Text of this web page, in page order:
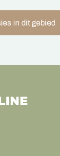
in dit gebied